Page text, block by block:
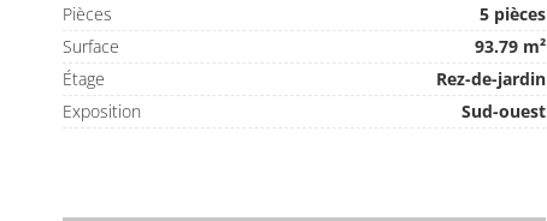
Pièces
5 pièces
Surface
93.79 m²
Étage
Rez-de-jardin
Exposition
Sud-ouest